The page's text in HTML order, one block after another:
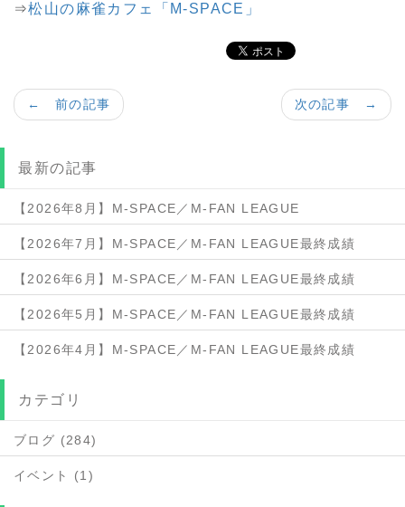
⇒松山の麻雀カフェ「M-SPACE」
次の記事 →
← 前の記事
最新の記事
【2026年8月】M-SPACE／M-FAN LEAGUE
【2026年7月】M-SPACE／M-FAN LEAGUE最終成績
【2026年6月】M-SPACE／M-FAN LEAGUE最終成績
【2026年5月】M-SPACE／M-FAN LEAGUE最終成績
【2026年4月】M-SPACE／M-FAN LEAGUE最終成績
カテゴリ
ブログ (284)
イベント (1)